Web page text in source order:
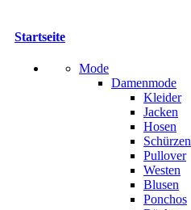
Startseite
Mode
Damenmode
Kleider
Jacken
Hosen
Schürzen
Pullover
Westen
Blusen
Ponchos